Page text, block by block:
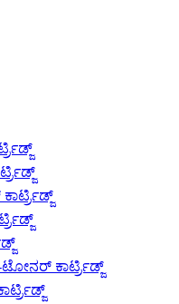
ಕಾರ್ಟ್ರಿಡ್ಜ್